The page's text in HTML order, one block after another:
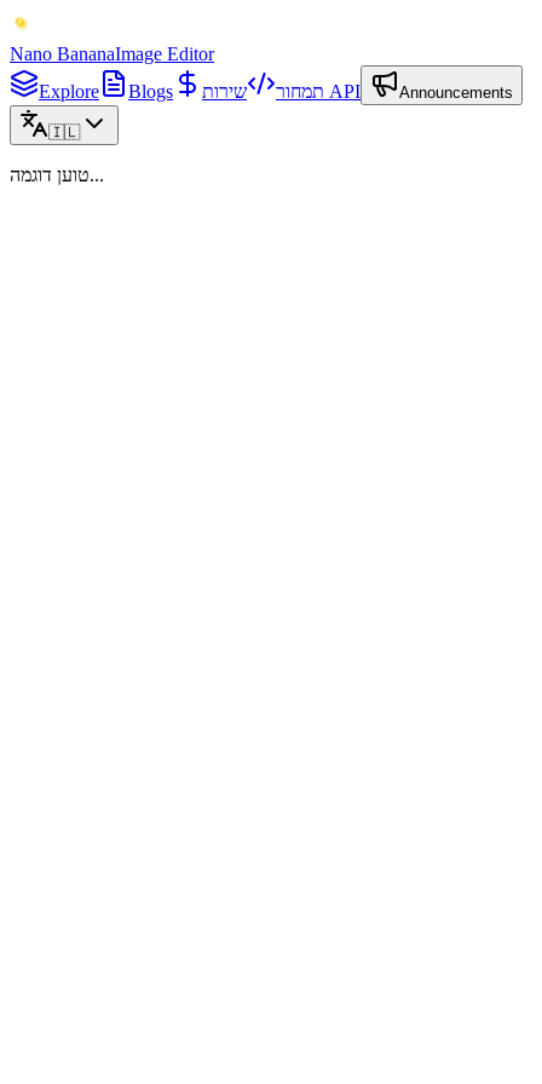
Nano BananaImage Editor
Explore
Blogs תמחור שירות API Announcements
🇮🇱
טוען דוגמה...